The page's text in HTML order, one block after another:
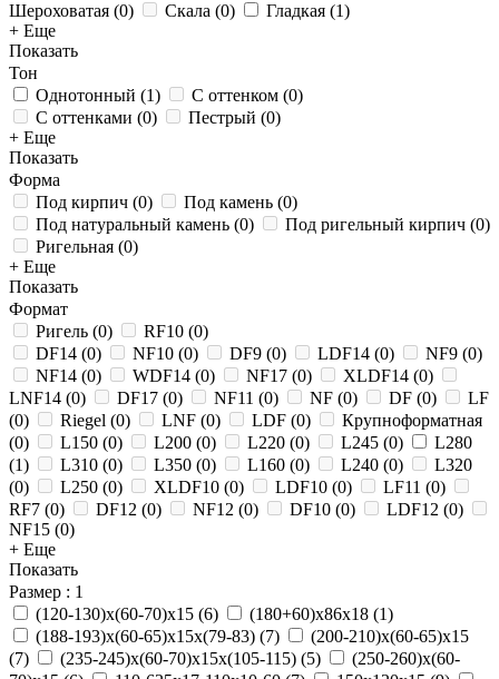
Шероховатая (0) Скала (0) Гладкая (1)
+ Еще
Показать
Тон
Однотонный (1) С оттенком (0)
С оттенками (0) Пестрый (0)
+ Еще
Показать
Форма
Под кирпич (0) Под камень (0)
Под натуральный камень (0) Под ригельный кирпич (0)
Ригельная (0)
+ Еще
Показать
Формат
Ригель (0) RF10 (0)
DF14 (0) NF10 (0) DF9 (0) LDF14 (0) NF9 (0)
NF14 (0) WDF14 (0) NF17 (0) XLDF14 (0)
LNF14 (0) DF17 (0) NF11 (0) NF (0) DF (0)
LF
(0) Riegel (0) LNF (0) LDF (0)
Крупноформатная
(0) L150 (0) L200 (0) L220 (0) L245 (0)
L280
(1) L310 (0) L350 (0) L160 (0) L240 (0)
L320
(0) L250 (0) XLDF10 (0) LDF10 (0) LF11 (0)
RF7 (0) DF12 (0) NF12 (0) DF10 (0) LDF12 (0)
NF15 (0)
+ Еще
Показать
Размер : 1
(120-130)х(60-70)х15 (6) (180+60)х86х18 (1)
(188-193)х(60-65)х15х(79-83) (7)
(200-210)х(60-65)х15
(7) (235-245)х(60-70)х15х(105-115) (5)
(250-260)х(60-